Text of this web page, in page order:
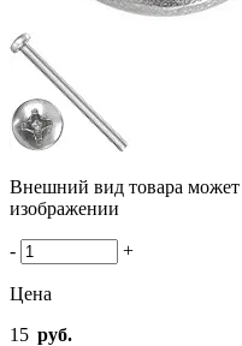
Внешний вид товара может
изображении
- +
Цена
15 руб.